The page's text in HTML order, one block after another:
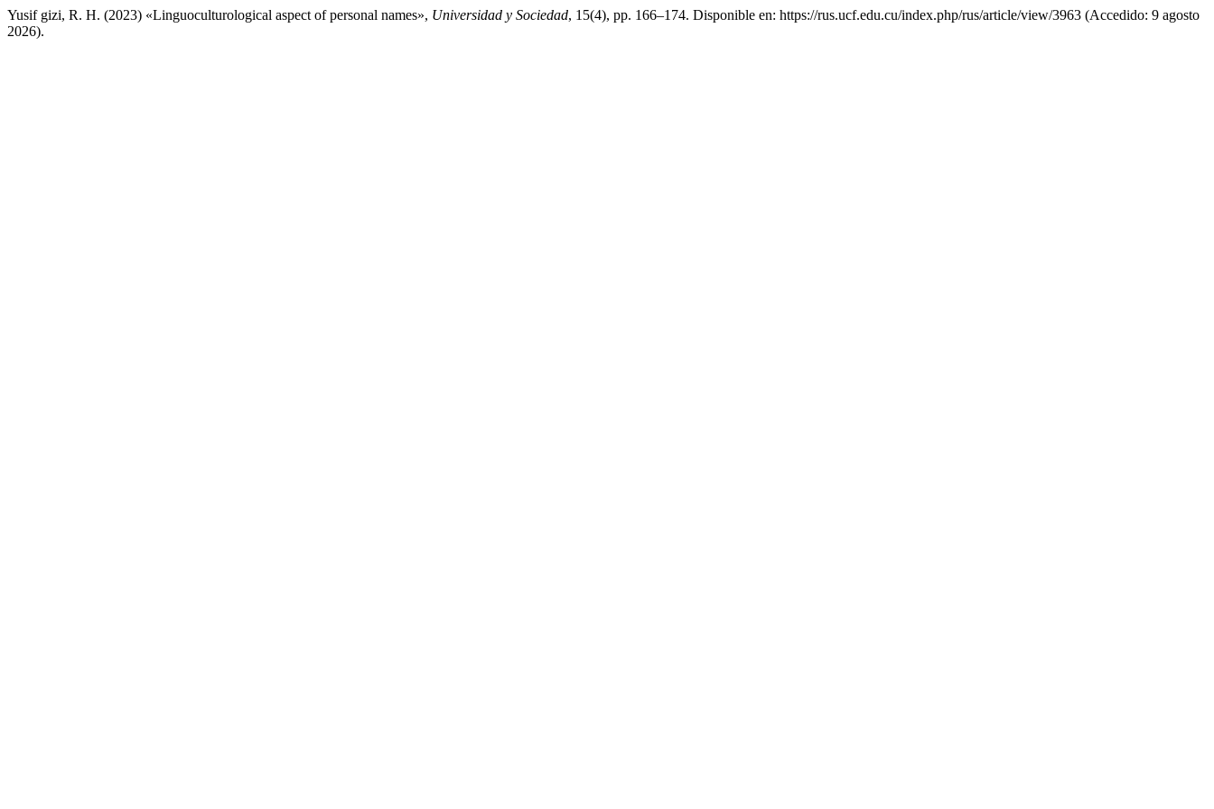
Yusif gizi, R. H. (2023) «Linguoculturological aspect of personal names», Universidad y Sociedad, 15(4), pp. 166–174. Disponible en: https://rus.ucf.edu.cu/index.php/rus/article/view/3963 (Accedido: 9 agosto
2026).